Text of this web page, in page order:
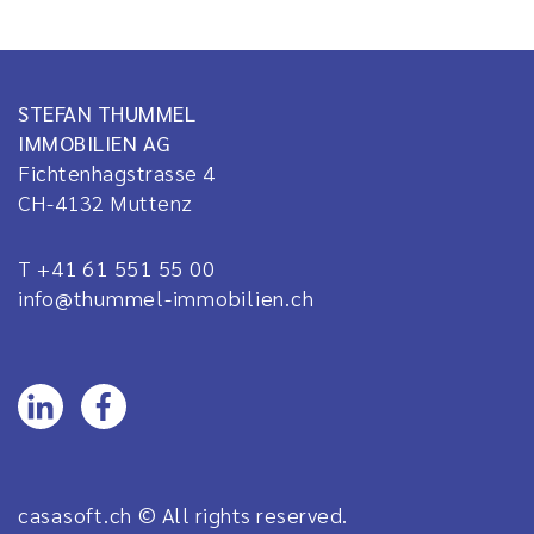
STEFAN THUMMEL
IMMOBILIEN AG
Fichtenhagstrasse 4
CH-4132 Muttenz
T +41 61 551 55 00
info@thummel-immobilien.ch
casasoft.ch © All rights reserved.